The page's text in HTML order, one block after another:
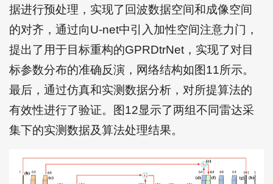
据进行预处理，实现了回波数据空间和成像空间
的对齐，通过向U-net中引入加性空间注意力门，
提出了用于目标重构的GPRDtrNet，实现了对目
标参数分布的准确反演，网络结构如图11所示。
最后，通过仿真和实测数据分析，对所提算法的
有效性进行了验证。图12显示了两组不同雷达采
集下的实测数据及算法处理结果。